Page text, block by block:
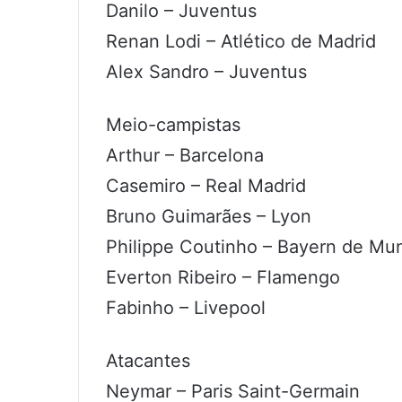
Danilo – Juventus
Renan Lodi – Atlético de Madrid
Alex Sandro – Juventus
Meio-campistas
Arthur – Barcelona
Casemiro – Real Madrid
Bruno Guimarães – Lyon
Philippe Coutinho – Bayern de
Everton Ribeiro – Flamengo
Fabinho – Livepool
Atacantes
Neymar – Paris Saint-Germain